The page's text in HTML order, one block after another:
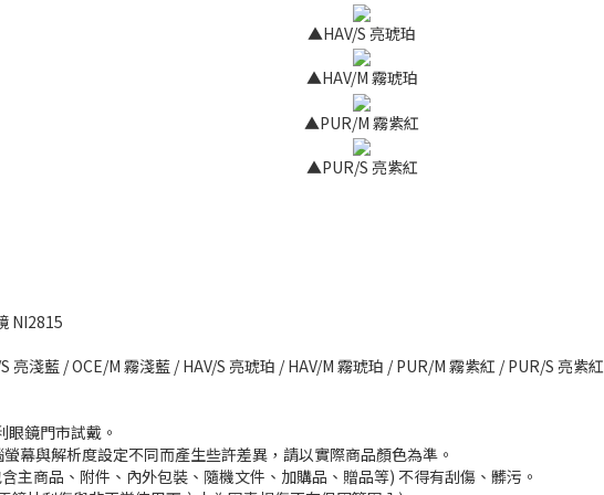
▲HAV/S 亮琥珀
▲HAV/M 霧琥珀
▲PUR/M 霧紫紅
▲PUR/S 亮紫紅
NI2815
亮淺藍 / OCE/M 霧淺藍 / HAV/S 亮琥珀 / HAV/M 霧琥珀 / PUR/M 霧紫紅 / PUR/S 亮紫紅
鏡門市試戴。
幕與解析度設定不同而產生些許差異，請以實際商品顏色為準。
主商品、附件、內外包裝、隨機文件、加購品、贈品等) 不得有刮傷、髒污。